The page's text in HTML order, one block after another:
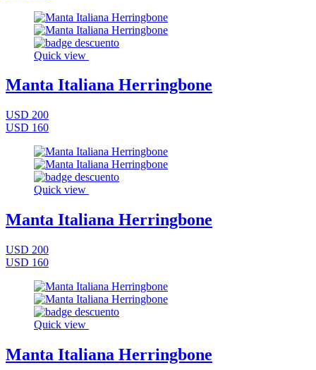
Quick view
Manta Italiana Herringbone
USD 200
USD 160
Quick view
Manta Italiana Herringbone
USD 200
USD 160
Quick view
Manta Italiana Herringbone